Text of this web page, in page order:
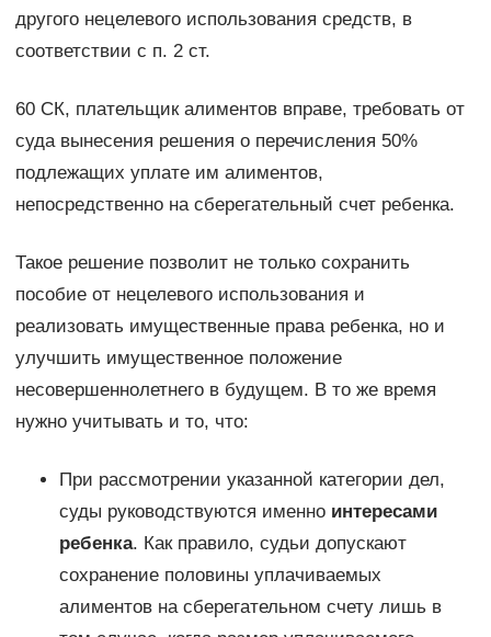
другого нецелевого использования средств, в
соответствии с п. 2 ст.
60 СК, плательщик алиментов вправе, требовать от
суда вынесения решения о перечисления 50%
подлежащих уплате им алиментов,
непосредственно на сберегательный счет ребенка.
Такое решение позволит не только сохранить
пособие от нецелевого использования и
реализовать имущественные права ребенка, но и
улучшить имущественное положение
несовершеннолетнего в будущем. В то же время
нужно учитывать и то, что:
При рассмотрении указанной категории дел,
суды руководствуются именно интересами
ребенка. Как правило, судьи допускают
сохранение половины уплачиваемых
алиментов на сберегательном счету лишь в